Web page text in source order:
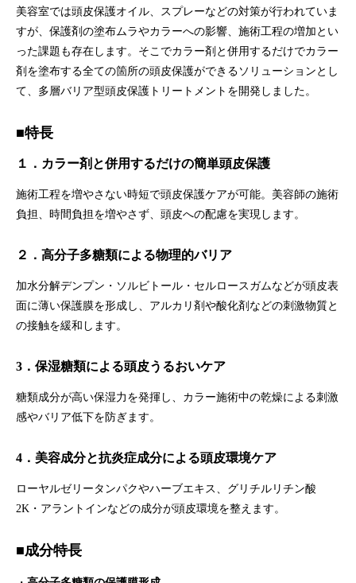
美容室では頭皮保護オイル、スプレーなどの対策が行われていま
すが、保護剤の塗布ムラやカラーへの影響、施術工程の増加とい
った課題も存在します。そこでカラー剤と併用するだけでカラー
剤を塗布する全ての箇所の頭皮保護ができるソリューションとし
て、多層バリア型頭皮保護トリートメントを開発しました。
■特長
１．カラー剤と併用するだけの簡単頭皮保護
施術工程を増やさない時短で頭皮保護ケアが可能。美容師の施術
負担、時間負担を増やさず、頭皮への配慮を実現します。
２ ．高分子多糖類による物理的バリア
加水分解デンプン・ソルビトール・セルロースガムなどが頭皮表
面に薄い保護膜を形成し、アルカリ剤や酸化剤などの刺激物質と
の接触を緩和します。
3．保湿糖類による頭皮うるおいケア
糖類成分が高い保湿力を発揮し、カラー施術中の乾燥による刺激
感やバリア低下を防ぎます。
4．美容成分と抗炎症成分による頭皮環境ケア
ローヤルゼリータンパクやハーブエキス、グリチルリチン酸
2K・アラントインなどの成分が頭皮環境を整えます。
■成分特長